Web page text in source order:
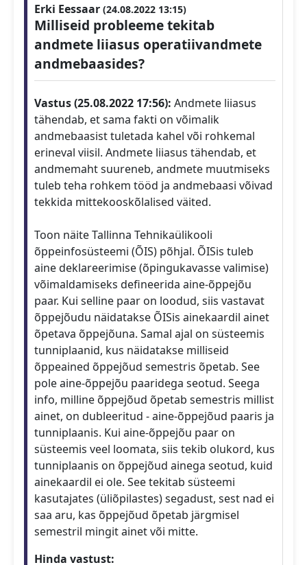
Erki Eessaar (24.08.2022 13:15)
Milliseid probleeme tekitab
andmete liiasus operatiivandmete
andmebaasides?
Vastus (25.08.2022 17:56): Andmete liiasus
tähendab, et sama fakti on võimalik
andmebaasist tuletada kahel või rohkemal
erineval viisil. Andmete liiasus tähendab, et
andmemaht suureneb, andmete muutmiseks
tuleb teha rohkem tööd ja andmebaasi võivad
tekkida mittekooskõlalised väited.
Toon näite Tallinna Tehnikaülikooli
õppeinfosüsteemi (ÕIS) põhjal. ÕISis tuleb
aine deklareerimise (õpingukavasse valimise)
võimaldamiseks defineerida aine-õppejõu
paar. Kui selline paar on loodud, siis vastavat
õppejõudu näidatakse ÕISis ainekaardil ainet
õpetava õppejõuna. Samal ajal on süsteemis
tunniplaanid, kus näidatakse milliseid
õppeained õppejõud semestris õpetab. See
pole aine-õppejõu paaridega seotud. Seega
info, milline õppejõud õpetab semestris millist
ainet, on dubleeritud - aine-õppejõud paaris ja
tunniplaanis. Kui aine-õppejõu paar on
süsteemis veel loomata, siis tekib olukord, kus
tunniplaanis on õppejõud ainega seotud, kuid
ainekaardil ei ole. See tekitab süsteemi
kasutajates (üliõpilastes) segadust, sest nad ei
saa aru, kas õppejõud õpetab järgmisel
semestril mingit ainet või mitte.
Hinda vastust: